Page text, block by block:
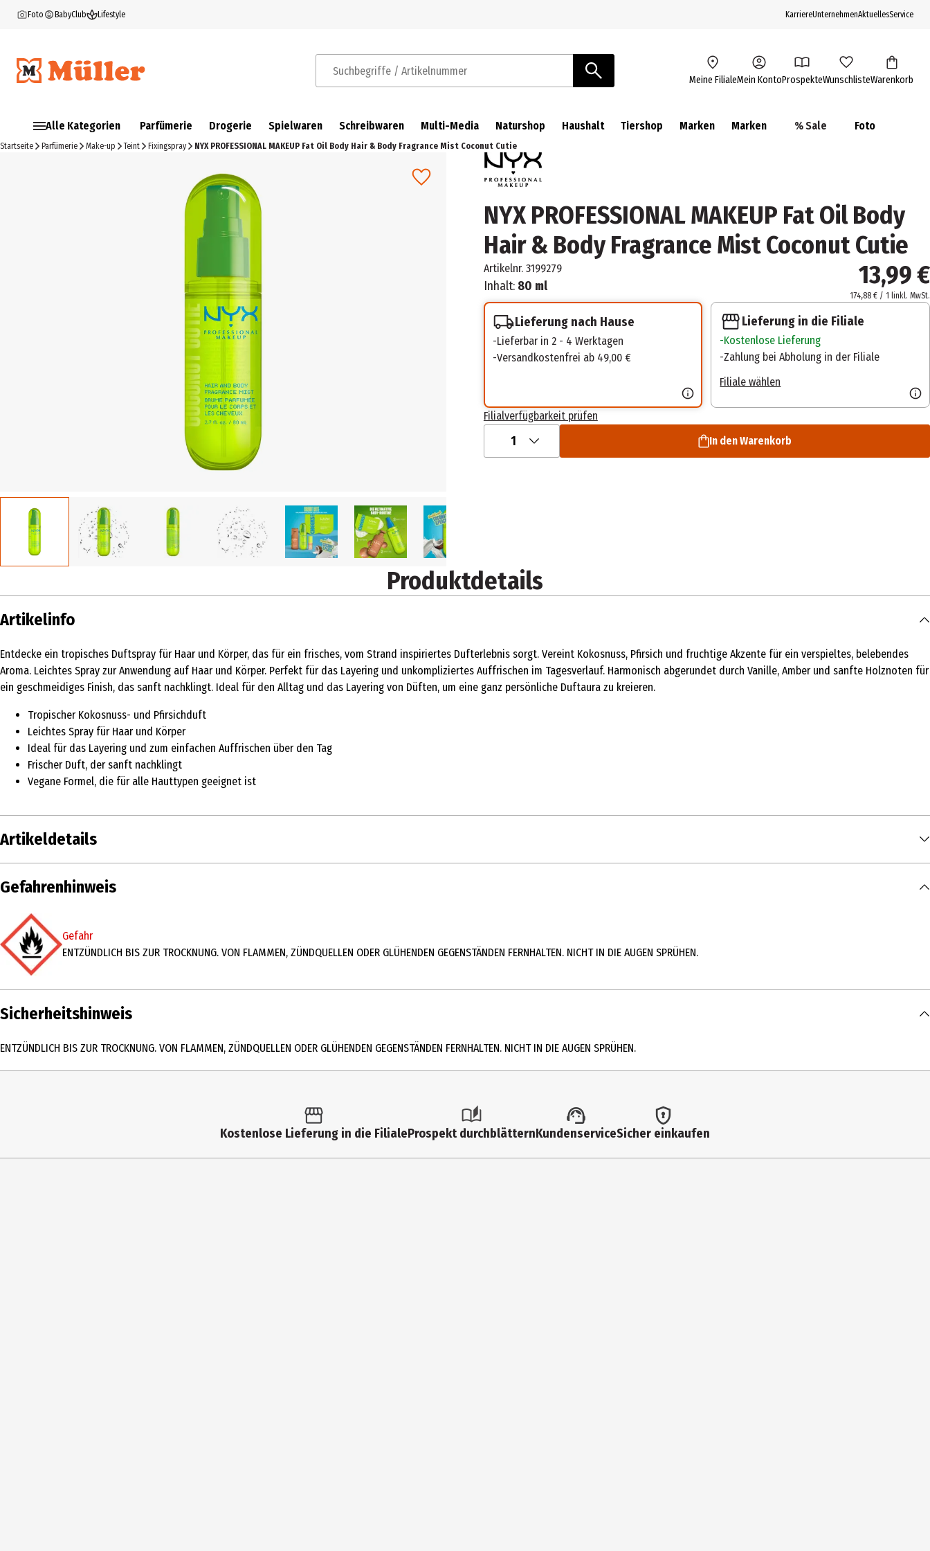
Foto BabyClub Lifestyle KarriereUnternehmenAktuellesService
Suchbegriffe / Artikelnummer Meine FilialeMein KontoProspekteWunschlisteWarenkorb
Alle Kategorien Parfümerie Drogerie Spielwaren Schreibwaren Multi-Media Naturshop Haushalt Tiershop Marken Marken % Sale Foto
Startseite Parfümerie Make-up Teint Fixingspray NYX PROFESSIONAL MAKEUP Fat Oil Body Hair & Body Fragrance Mist Coconut Cutie
NYX PROFESSIONAL MAKEUP Fat Oil Body
Hair & Body Fragrance Mist Coconut Cutie
Artikelnr. 3199279
Inhalt: 80 ml 13,99 €
174,88 € / 1 linkl. MwSt.
Lieferung nach Hause
Lieferbar in 2 - 4 Werktagen
Versandkostenfrei ab 49,00 €
Lieferung in die Filiale
Kostenlose Lieferung
Zahlung bei Abholung in der Filiale
Filiale wählen
Filialverfügbarkeit prüfen
1 In den Warenkorb
Produktdetails
Artikelinfo
Entdecke ein tropisches Duftspray für Haar und Körper, das für ein frisches, vom Strand inspiriertes Dufterlebnis sorgt. Vereint Kokosnuss, Pfirsich und fruchtige Akzente für ein verspieltes, belebendes
Aroma. Leichtes Spray zur Anwendung auf Haar und Körper. Perfekt für das Layering und unkompliziertes Auffrischen im Tagesverlauf. Harmonisch abgerundet durch Vanille, Amber und sanfte Holznoten für
ein geschmeidiges Finish, das sanft nachklingt. Ideal für den Alltag und das Layering von Düften, um eine ganz persönliche Duftaura zu kreieren.
Tropischer Kokosnuss- und Pfirsichduft
Leichtes Spray für Haar und Körper
Ideal für das Layering und zum einfachen Auffrischen über den Tag
Frischer Duft, der sanft nachklingt
Vegane Formel, die für alle Hauttypen geeignet ist
Artikeldetails
Inhalt
Produktart
Einsatzbereich
Inhaltsstoffe
INGREDIENTS: ALCOHOL DENAT. • AQUA / WATER / EAU • PARFUM / FRAGRANCE • TETRAMETHYL ACETYLOCTAHYDRONAPHTHALENES • VANILLIN • BENZYL SALICYLATE • LINALOOL •
ACRYLATES/C10-30 ALKYL ACRYLATE CROSSPOLYMER • BENZYL ALCOHOL • HYDROXYCITRONELLAL • GERANYL ACETATE • LINALYL ACETATE • AMINOMETHYL PROPANOL • ALCOHOL •
Anwendungshinweis Gleichmäßig aus geringer Entfernung auf Haar und Körper sprühen, für mehr Intensität und Frische zwischendurch erneut auftragen.
ENTZÜNDLICH BIS ZUR TROCKNUNG. VON FLAMMEN, ZÜNDQUELLEN ODER GLÜHENDEN GEGENSTÄNDEN FERNHALTEN. NICHT IN DIE AUGEN SPRÜHEN.
Gefahrenhinweis
Gefahr
ENTZÜNDLICH BIS ZUR TROCKNUNG. VON FLAMMEN, ZÜNDQUELLEN ODER GLÜHENDEN GEGENSTÄNDEN FERNHALTEN. NICHT IN DIE AUGEN SPRÜHEN.
Sicherheitshinweis
ENTZÜNDLICH BIS ZUR TROCKNUNG. VON FLAMMEN, ZÜNDQUELLEN ODER GLÜHENDEN GEGENSTÄNDEN FERNHALTEN. NICHT IN DIE AUGEN SPRÜHEN.
Kostenlose Lieferung in die FilialeProspekt durchblätternKundenserviceSicher einkaufen